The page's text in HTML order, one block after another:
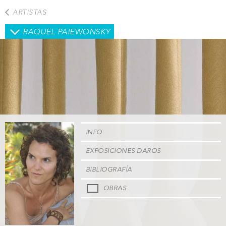
contenido
principal
ARTISTAS
RAQUEL PAIEWONSKY
INFO
EXPOSICIONES DAROS
BIBLIOGRAFÍA
OBRAS